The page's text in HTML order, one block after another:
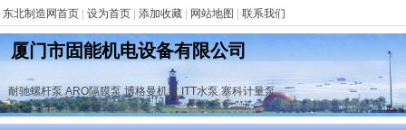
东北制造网首页 设为首页 添加收藏 网站地图 联系我们
厦门市固能机电设备有限公司
耐驰螺杆泵,ARO隔膜泵,博格曼机封, ITT水泵,塞科计量泵